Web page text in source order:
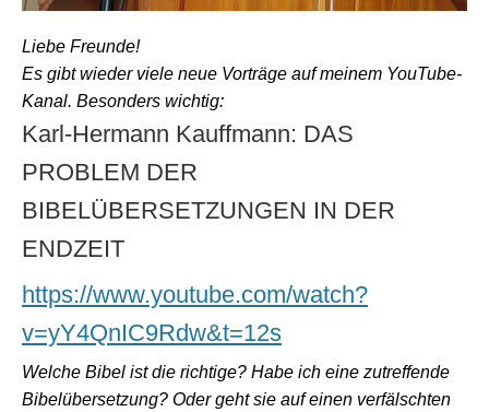
Liebe Freunde!
Es gibt wieder viele neue Vorträge auf meinem YouTube-
Kanal. Besonders wichtig:
Karl-Hermann Kauffmann: DAS
PROBLEM DER
BIBELÜBERSETZUNGEN IN DER
ENDZEIT
https://www.youtube.com/watch?
v=yY4QnIC9Rdw&t=12s
Welche Bibel ist die richtige? Habe ich eine zutreffende
Bibelübersetzung? Oder geht sie auf einen verfälschten